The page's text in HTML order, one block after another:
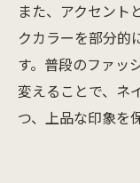
また、アクセント
クカラーを部分的
す。普段のファッ
変えることで、ネ
つ、上品な印象を